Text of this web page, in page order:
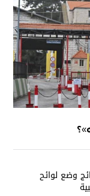
دون نتائج وضع لوائح